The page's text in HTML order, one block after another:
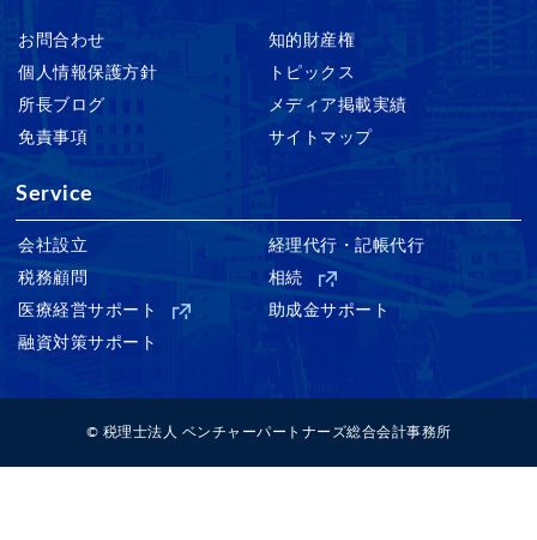
お問合わせ
知的財産権
個人情報保護方針
トピックス
所長ブログ
メディア掲載実績
免責事項
サイトマップ
Service
会社設立
経理代行・記帳代行
税務顧問
相続
医療経営サポート
助成金サポート
融資対策サポート
© 税理士法人 ベンチャーパートナーズ総合会計事務所